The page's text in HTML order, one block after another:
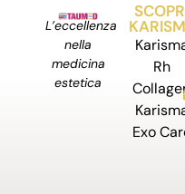
L’eccellenza
nella
medicina
estetica
Rh
Exo